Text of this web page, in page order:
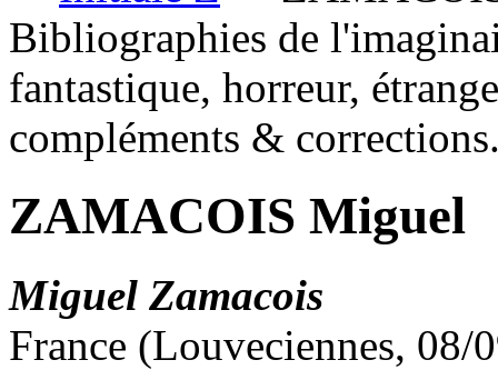
Bibliographies de
fantastique, horreur,
compléments &
ZAMACOIS Miguel
Miguel Zamacois
France (Louveciennes,